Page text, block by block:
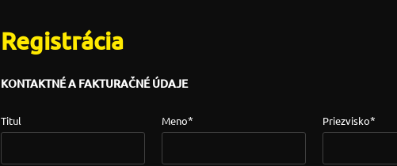
Registrácia
KONTAKTNÉ A FAKTURAČNÉ ÚDAJE
Titul Meno* Priezvisko*